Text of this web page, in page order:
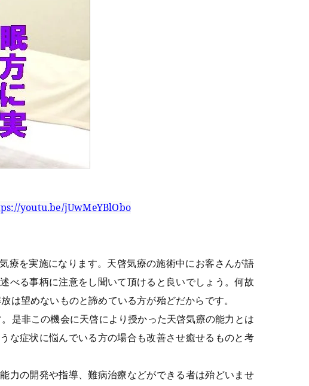
youtu.be/jUwMeYBlObo
療を実施になります。天啓気療の施術中にお客さんが語
べる事柄に注意をし聞いて頂けると良いでしょう。何故
望めないものと諦めている方が殆どだからです。
是非この機会に天啓により授かった天啓気療の能力とは
な症状に悩んでいる方の場合も改善させ癒せるものと考
力の開発や指導、難病治療などができる者は殆どいませ